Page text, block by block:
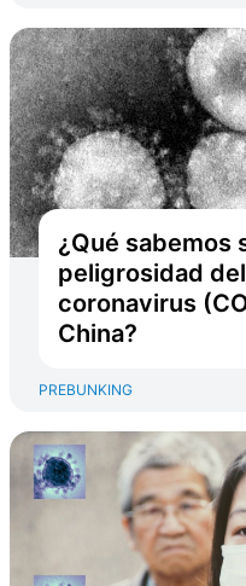
¿Qué sabemos
peligrosidad
coronavirus
China?
PREBUNKING